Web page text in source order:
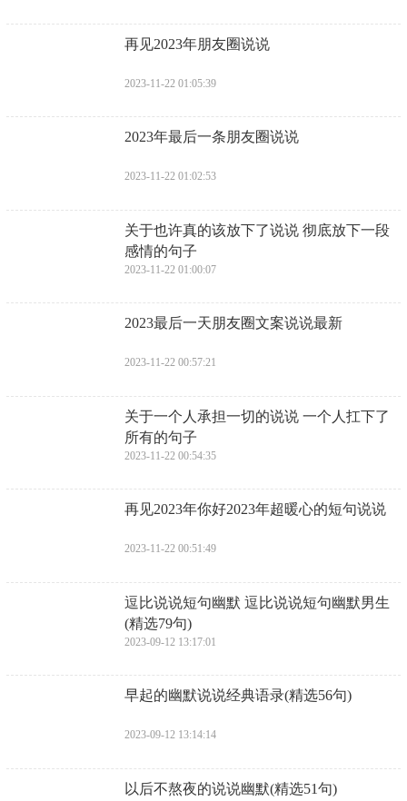
​再见2023年朋友圈说说
2023-11-22 01:05:39
​2023年最后一条朋友圈说说
2023-11-22 01:02:53
​关于也许真的该放下了说说 彻底放下一段
感情的句子
2023-11-22 01:00:07
​2023最后一天朋友圈文案说说最新
2023-11-22 00:57:21
​关于一个人承担一切的说说 一个人扛下了
所有的句子
2023-11-22 00:54:35
​再见2023年你好2023年超暖心的短句说说
2023-11-22 00:51:49
​逗比说说短句幽默 逗比说说短句幽默男生
(精选79句)
2023-09-12 13:17:01
​早起的幽默说说经典语录(精选56句)
2023-09-12 13:14:14
​以后不熬夜的说说幽默(精选51句)